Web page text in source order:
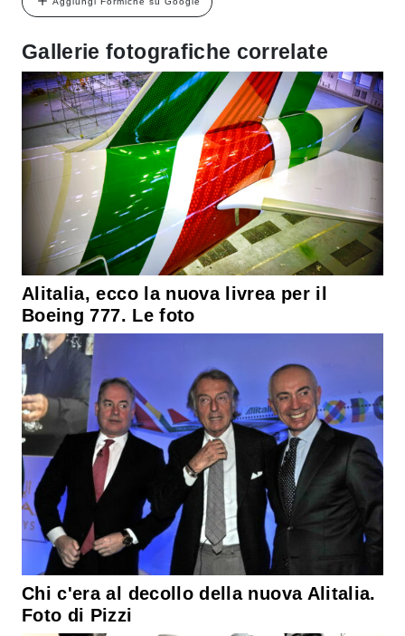
Gallerie fotografiche correlate
Alitalia, ecco la nuova livrea per il
Boeing 777. Le foto
Chi c'era al decollo della nuova Alitalia.
Foto di Pizzi